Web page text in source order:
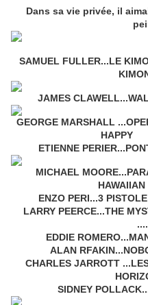
Dans sa vie privée, il
SAMUEL FULLER...LE
JAMES
GEORGE MARSHALL
ETIENNE
MICHAEL
ENZO PERI...3
LARRY PEERCE...THE
EDDIE
ALAN
CHARLES JARROTT
SIDNEY